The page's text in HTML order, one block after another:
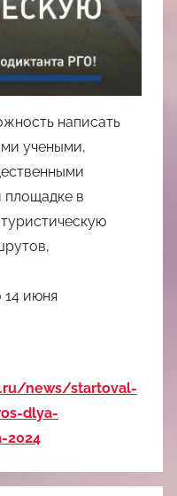
написать
учеными,
площадке в
14 июня
news/startoval-
dlya-
2024